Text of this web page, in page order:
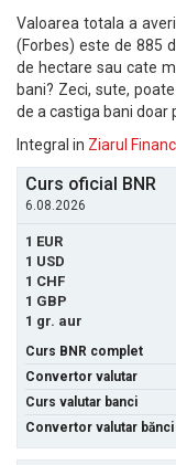
Valoarea totala a
(Forbes) este de 885
de hectare sau cate
bani? Zeci, sute,
de a castiga bani doar
Integral in Ziarul
Curs oficial BNR
6.08.2026
1 EUR
1 USD
1 CHF
1 GBP
1 gr. aur
Curs BNR complet
Convertor valutar
Curs valutar banci
Convertor valutar bănci